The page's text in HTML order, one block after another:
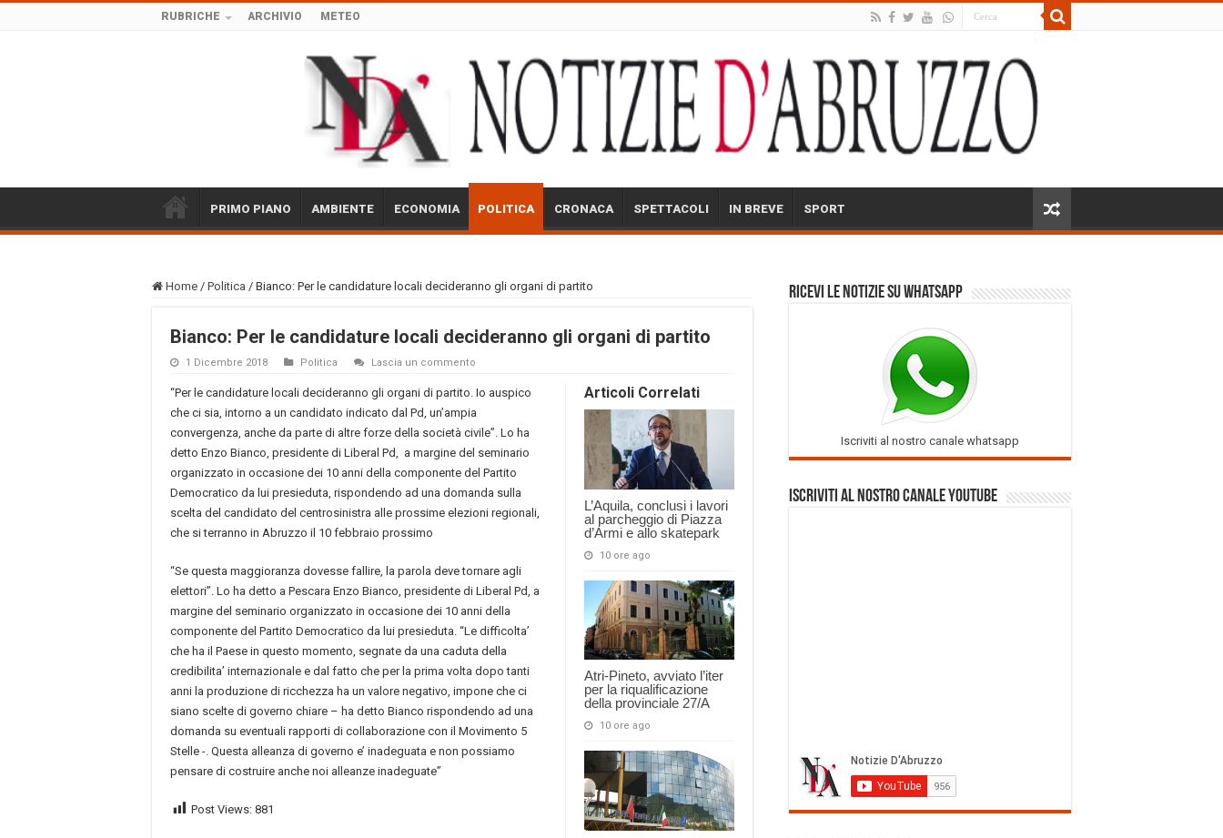
RUBRICHE ARCHIVIO METEO
PRIMO PIANO AMBIENTE ECONOMIA POLITICA CRONACA SPETTACOLI IN BREVE SPORT
Home / Politica / Bianco: Per le candidature locali decideranno gli organi di partito
Bianco: Per le candidature locali decideranno gli organi di partito
1 Dicembre 2018 Politica Lascia un commento
Articoli Correlati
L’Aquila, conclusi i lavori
al parcheggio di Piazza
d’Armi e allo skatepark
10 ore ago
Atri-Pineto, avviato l’iter
per la riqualificazione
della provinciale 27/A
10 ore ago
“Per le candidature locali decideranno gli organi di partito. Io auspico
che ci sia, intorno a un candidato indicato dal Pd, un’ampia
convergenza, anche da parte di altre forze della società civile”. Lo ha
detto Enzo Bianco, presidente di Liberal Pd, a margine del seminario
organizzato in occasione dei 10 anni della componente del Partito
Democratico da lui presieduta, rispondendo ad una domanda sulla
scelta del candidato del centrosinistra alle prossime elezioni regionali,
che si terranno in Abruzzo il 10 febbraio prossimo
“Se questa maggioranza dovesse fallire, la parola deve tornare agli
elettori”. Lo ha detto a Pescara Enzo Bianco, presidente di Liberal Pd, a
margine del seminario organizzato in occasione dei 10 anni della
componente del Partito Democratico da lui presieduta. “Le difficolta’
che ha il Paese in questo momento, segnate da una caduta della
credibilita’ internazionale e dal fatto che per la prima volta dopo tanti
anni la produzione di ricchezza ha un valore negativo, impone che ci
siano scelte di governo chiare – ha detto Bianco rispondendo ad una
domanda su eventuali rapporti di collaborazione con il Movimento 5
Stelle -. Questa alleanza di governo e’ inadeguata e non possiamo
pensare di costruire anche noi alleanze inadeguate”
Post Views: 881
Ricevi le notizie su Whatsapp
Iscriviti al nostro canale whatsapp
Iscriviti al nostro Canale Youtube